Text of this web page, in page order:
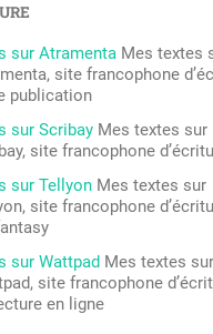
sur Atramenta Mes textes
site francophone
publication
sur Scribay Mes textes sur
site francophone
sur Tellyon Mes textes sur
site francophone
sur Wattpad Mes textes sur
site francophone
en ligne